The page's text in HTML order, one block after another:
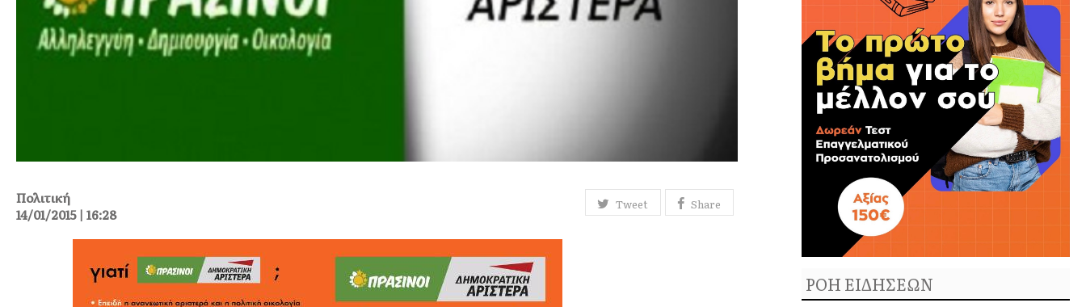
Tweet Share
Πολιτική
14/01/2015 | 16:28
ΡΟΗ ΕΙΔΗΣΕΩΝ